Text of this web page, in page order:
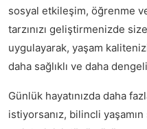
sosyal etkileşim, öğrenme
tarzınızı geliştirmenizde
uygulayarak, yaşam
daha sağlıklı ve daha
Günlük hayatınızda daha
istiyorsanız, bilincli yaşamın